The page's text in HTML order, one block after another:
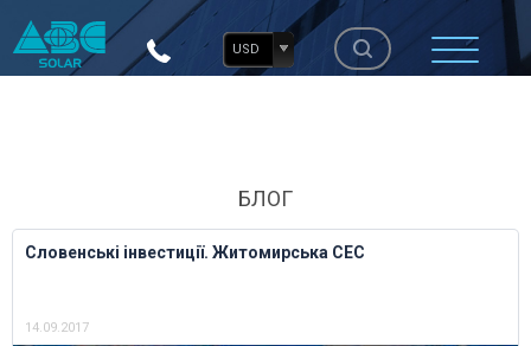
USD
БЛОГ
Словенські інвестиції. Житомирська СЕС
14.09.2017